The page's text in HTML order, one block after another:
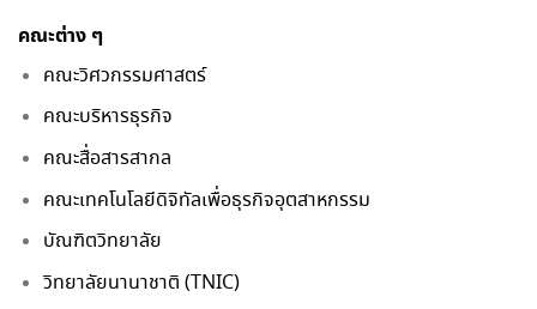
คณะต่าง ๆ
คณะวิศวกรรมศาสตร์
คณะบริหารธุรกิจ
คณะสื่อสารสากล
คณะเทคโนโลยีดิจิทัลเพื่อธุรกิจอุตสาหกรรม
บัณฑิตวิทยาลัย
วิทยาลัยนานาชาติ (TNIC)